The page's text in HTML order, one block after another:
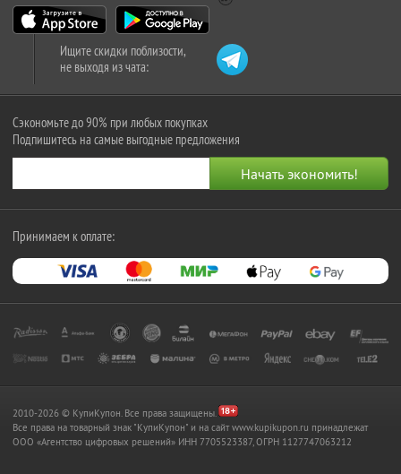
Ищите скидки поблизости,
не выходя из чата:
Сэкономьте до 90% при любых покупках
Подпишитесь на самые выгодные предложения
Принимаем к оплате:
2010-2026 © КупиКупон. Все права защищены.
Все права на товарный знак "КупиКупон" и на сайт www.kupikupon.ru принадлежат
OOO «Агентство цифровых решений» ИНН 7705523387, ОГРН 1127747063212